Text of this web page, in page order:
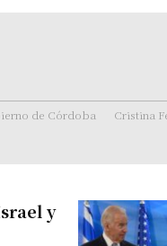
de Córdoba Cristina
y